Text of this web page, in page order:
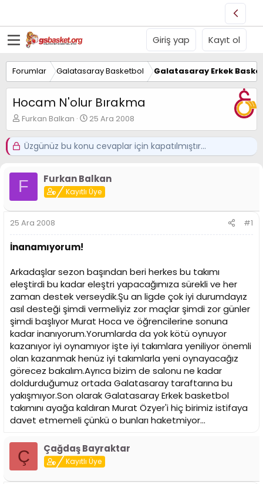
Giriş yap Kayıt ol
Forumlar Galatasaray Basketbol Galatasaray Erkek
Hocam N'olur Bırakma
K
o
n
u
u
B
ş
l
a
t
a
Furkan Balkan
B
a
ş
l
g
ı
t
r
25 Ara 2008
Üzgünüz bu konu cevaplar için kapatılmıştır...
F Furkan Balkan
Kayıtlı Üye
25 Ara 2008 #1
İnanamıyorum!
Arkadaşlar sezon başından beri herkes bu takımı
eleştirdi bu kadar eleştri yapacağımıza sürekli ve her
zaman destek verseydik.Şu an ligde çok iyi durumdayız
asıl desteği şimdi vermeliyiz zor maçlar şimdi zor günler
şimdi başlıyor Murat Hoca ve öğrencilerine sonuna
kadar inanıyorum.Yorumlarda da yok kötü oynuyor
kazanıyor iyi oynamıyor işte iyi takımlara yeniliyor önemli
olan kazanmak henüz iyi takımlarla yeni oynayacağız
görecez bakalım.Ayrıca bizim de salonu ne kadar
doldurduğumuz ortada Galatasaray taraftarına bu
yakışmıyor.Son olarak Galatasaray Erkek basketbol
takımını ayağa kaldıran Murat Özyer'i hiç birimiz istifaya
davet etmemeli çünkü o bunları haketmiyor...
Ç Çağdaş Bayraktar
Kayıtlı Üye